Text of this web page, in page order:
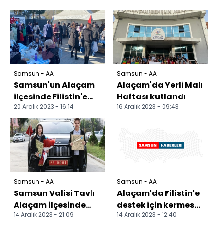
düzenlendi
Müdürlüğünde
inceleme
Samsun - AA
Samsun'un Alaçam
ilçesinde Filistin'e
yardım için kermes
düzenlendi
20 Aralık 2023 - 16:14
Samsun - AA
Alaçam'da Yerli Malı
Haftası kutlandı
16 Aralık 2023 - 09:43
Samsun - AA
Samsun Valisi Tavlı
Alaçam ilçesinde
ziyaretlerde bulundu
14 Aralık 2023 - 21:09
Samsun - AA
Alaçam'da Filistin'e
destek için kermes
düzenlenecek
14 Aralık 2023 - 12:40